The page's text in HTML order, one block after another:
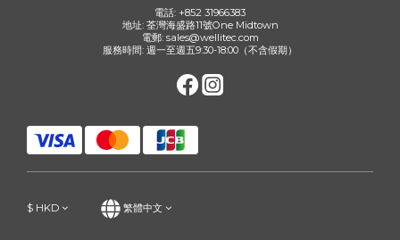
電話: +852 31966383
地址: 荃灣海盛路11號One Midtown
電郵: sales@wellitec.com
服務時間: 週一至週五9:30-18:00（不含假期）
$ HKD 繁體中文